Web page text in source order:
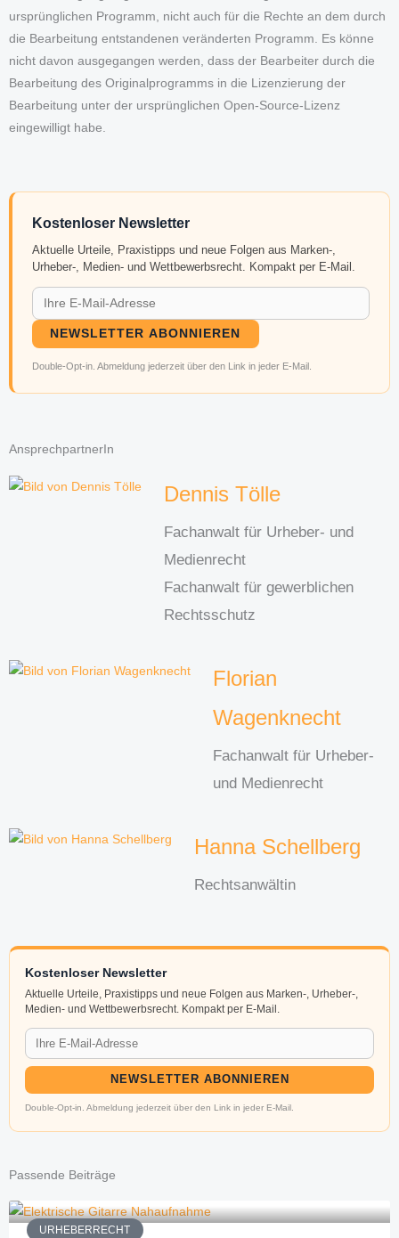
ursprünglichen Programm, nicht auch für die Rechte an dem durch
die Bearbeitung entstandenen veränderten Programm. Es könne
nicht davon ausgegangen werden, dass der Bearbeiter durch die
Bearbeitung des Originalprogramms in die Lizenzierung der
Bearbeitung unter der ursprünglichen Open-Source-Lizenz
eingewilligt habe.
Kostenloser Newsletter
Aktuelle Urteile, Praxistipps und neue Folgen aus Marken-,
Urheber-, Medien- und Wettbewerbsrecht. Kompakt per E-Mail.
NEWSLETTER ABONNIEREN
Double-Opt-in. Abmeldung jederzeit über den Link in jeder E-Mail.
AnsprechpartnerIn
Dennis Tölle
Fachanwalt für Urheber- und
Medienrecht
Fachanwalt für gewerblichen
Rechtsschutz
Florian
Wagenknecht
Fachanwalt für Urheber-
und Medienrecht
Hanna Schellberg
Rechtsanwältin
Kostenloser Newsletter
Aktuelle Urteile, Praxistipps und neue Folgen aus Marken-, Urheber-,
Medien- und Wettbewerbsrecht. Kompakt per E-Mail.
NEWSLETTER ABONNIEREN
Double-Opt-in. Abmeldung jederzeit über den Link in jeder E-Mail.
Passende Beiträge
URHEBERRECHT